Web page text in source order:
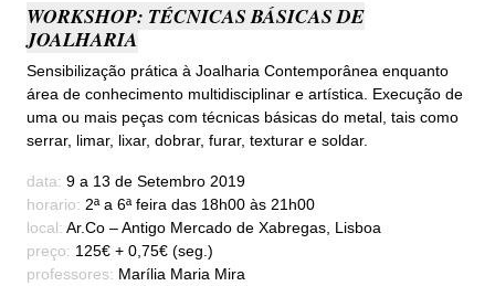
WORKSHOP: TÉCNICAS BÁSICAS DE
JOALHARIA
Sensibilização prática à Joalharia Contemporânea enquanto
área de conhecimento multidisciplinar e artística. Execução de
uma ou mais peças com técnicas básicas do metal, tais como
serrar, limar, lixar, dobrar, furar, texturar e soldar.
data: 9 a 13 de Setembro 2019
horario: 2ª a 6ª feira das 18h00 às 21h00
local: Ar.Co – Antigo Mercado de Xabregas, Lisboa
preço: 125€ + 0,75€ (seg.)
professores: Marília Maria Mira